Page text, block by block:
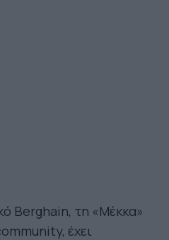
Berghain, τη «Μέκκα»
έχει